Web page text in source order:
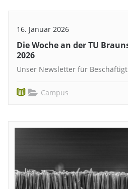
16. Januar 2026
Die Woche an der TU
2026
Unser Newsletter für
Campus